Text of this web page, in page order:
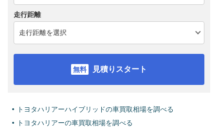
走行距離
見積りスタート
トヨタハリアーハイブリッドの車買取相場を調べる
トヨタハリアーの車買取相場を調べる